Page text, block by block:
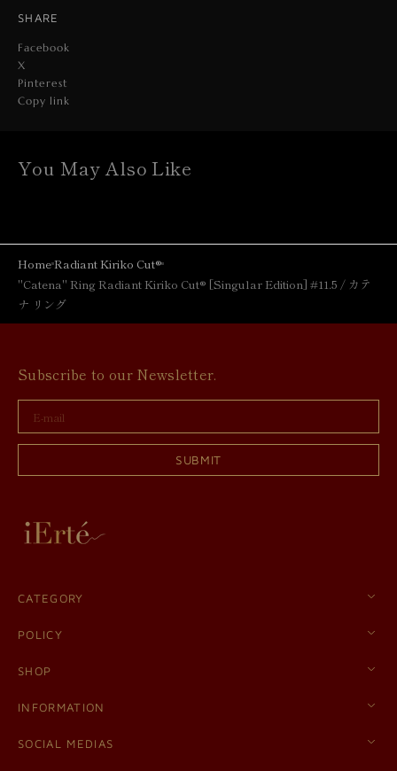
SHARE
Facebook
X
Pinterest
Copy link
You May Also Like
HomeRadiant Kiriko Cut®︎
"Catena" Ring Radiant Kiriko Cut®︎ [Singular Edition] #11.5 / カテ
ナ リング
CATEGORY
POLICY
SHOP
INFORMATION
SOCIAL MEDIAS
Subscribe to our Newsletter.
mail
SUBMIT